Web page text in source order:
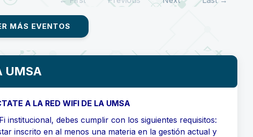
MÁS EVENTOS
UMSA
A LA RED WIFI DE LA UMSA
institucional, debes cumplir con los siguientes requisitos:
inscrito en al menos una materia en la gestión actual y